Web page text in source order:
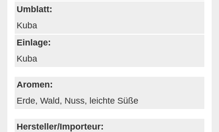
Umblatt:
Kuba
Einlage:
Kuba
Aromen:
Erde, Wald, Nuss, leichte Süße
Hersteller/Importeur: